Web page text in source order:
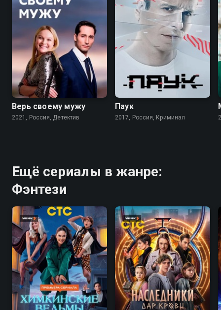
6.8
Верь своему мужу
2021, Россия, Детектив
7.1
Паук
2017, Россия, Криминал
Ещё сериалы в жанре:
Фэнтези